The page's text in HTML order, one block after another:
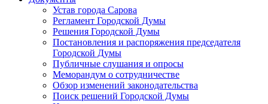
Устав города Сарова
Регламент Городской Думы
Решения Городской Думы
Постановления и распоряжения председателя
Городской Думы
Публичные слушания и опросы
Меморандум о сотрудничестве
Обзор изменений законодательства
Поиск решений Городской Думы